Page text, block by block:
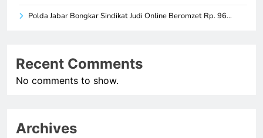
Polda Jabar Bongkar Sindikat Judi Online Beromzet Rp. 96…
Recent Comments
No comments to show.
Archives